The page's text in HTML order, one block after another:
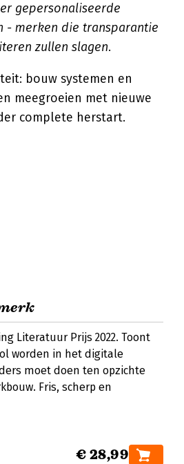
gepersonaliseerde
- merken die transparantie
zullen slagen.
bouw systemen en
meegroeien met nieuwe
complete herstart.
Literatuur Prijs 2022. Toont
worden in het digitale
moet doen ten opzichte
Fris, scherp en
€ 28,99